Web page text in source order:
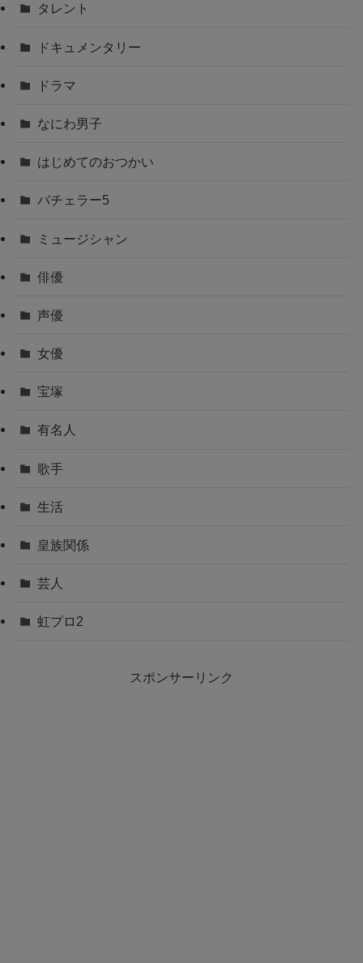
タレント
ドキュメンタリー
ドラマ
なにわ男子
はじめてのおつかい
バチェラー5
ミュージシャン
俳優
声優
女優
宝塚
有名人
歌手
生活
皇族関係
芸人
虹プロ2
スポンサーリンク